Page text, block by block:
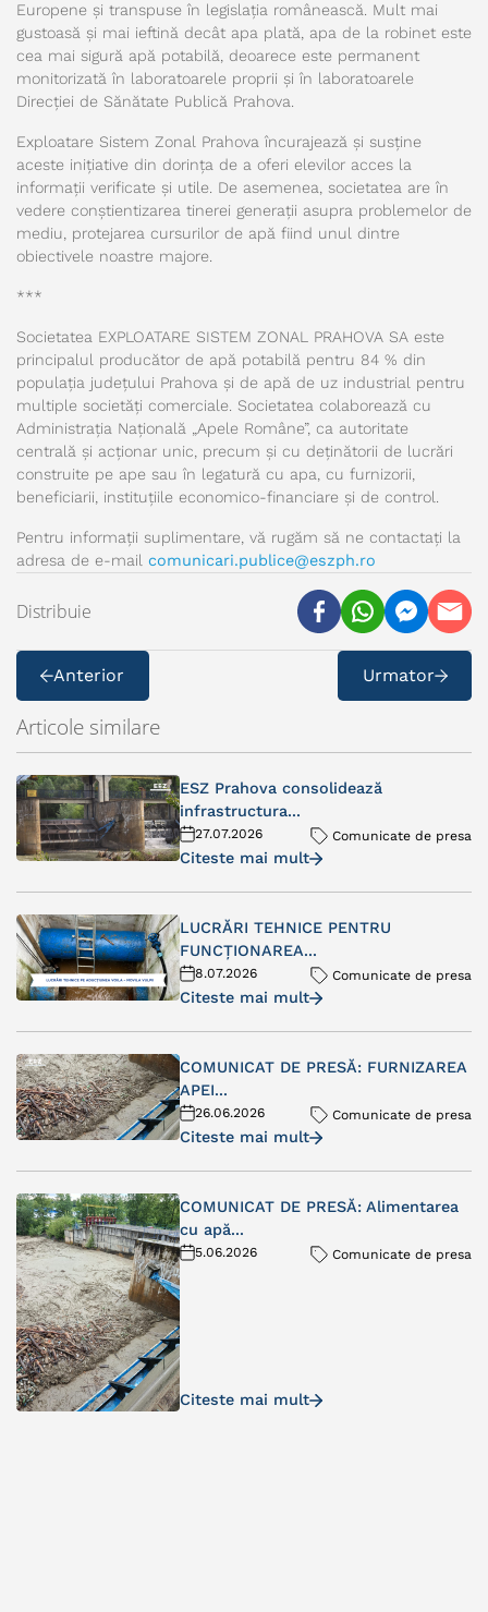
Europene și transpuse în legislația românească. Mult mai
gustoasă și mai ieftină decât apa plată, apa de la robinet este
cea mai sigură apă potabilă, deoarece este permanent
monitorizată în laboratoarele proprii și în laboratoarele
Direcției de Sănătate Publică Prahova.
Exploatare Sistem Zonal Prahova încurajează și susține
aceste inițiative din dorința de a oferi elevilor acces la
informații verificate și utile. De asemenea, societatea are în
vedere conștientizarea tinerei generații asupra problemelor de
mediu, protejarea cursurilor de apă fiind unul dintre
obiectivele noastre majore.
***
Societatea EXPLOATARE SISTEM ZONAL PRAHOVA SA este
principalul producător de apă potabilă pentru 84 % din
populația județului Prahova și de apă de uz industrial pentru
multiple societăți comerciale. Societatea colaborează cu
Administrația Națională „Apele Române”, ca autoritate
centrală și acționar unic, precum și cu deținătorii de lucrări
construite pe ape sau în legatură cu apa, cu furnizorii,
beneficiarii, instituțiile economico-financiare și de control.
Pentru informații suplimentare, vă rugăm să ne contactați la
adresa de e-mail comunicari.publice@eszph.ro
Distribuie
Anterior Urmator
Articole similare
ESZ Prahova consolidează
infrastructura...
27.07.2026 Comunicate de presa
Citeste mai mult
LUCRĂRI TEHNICE PENTRU
FUNCȚIONAREA...
8.07.2026 Comunicate de presa
Citeste mai mult
COMUNICAT DE PRESĂ: FURNIZAREA
APEI...
26.06.2026 Comunicate de presa
Citeste mai mult
COMUNICAT DE PRESĂ: Alimentarea
cu apă...
5.06.2026 Comunicate de presa
Citeste mai mult